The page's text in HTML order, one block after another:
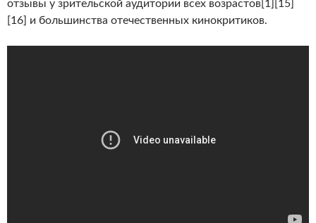
отзывы у зрительской аудитории всех возрастов[1][15]
[16] и большинства отечественных кинокритиков.